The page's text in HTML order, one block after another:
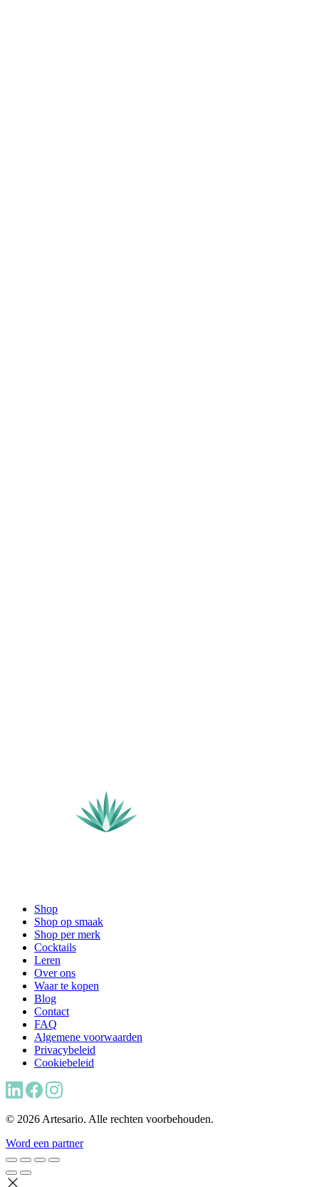
Shop
Shop op smaak
Shop per merk
Cocktails
Leren
Over ons
Waar te kopen
Blog
Contact
FAQ
Algemene voorwaarden
Privacybeleid
Cookiebeleid
© 2026 Artesario. Alle rechten voorbehouden.
Word een partner